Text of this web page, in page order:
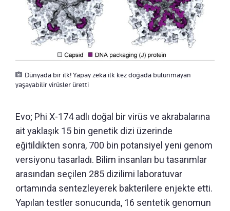
Dünyada bir ilk! Yapay zeka ilk kez doğada bulunmayan
yaşayabilir virüsler üretti
Evo; Phi X-174 adlı doğal bir virüs ve akrabalarına
ait yaklaşık 15 bin genetik dizi üzerinde
eğitildikten sonra, 700 bin potansiyel yeni genom
versiyonu tasarladı. Bilim insanları bu tasarımlar
arasından seçilen 285 dizilimi laboratuvar
ortamında sentezleyerek bakterilere enjekte etti.
Yapılan testler sonucunda, 16 sentetik genomun